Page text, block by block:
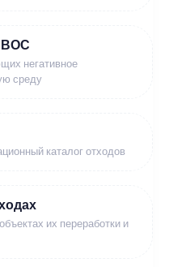
негативное
среду
каталог отходов
их переработки и